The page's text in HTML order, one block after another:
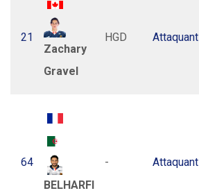
21
Zachary
Gravel
HGD Attaquant
64
BELHARFI
- Attaquant